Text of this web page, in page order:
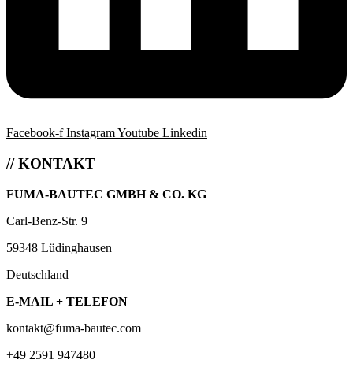
Facebook-f InstagramYoutube Linkedin
// KONTAKT
FUMA-BAUTEC GMBH & CO. KG
Carl-Benz-Str. 9
59348 Lüdinghausen
Deutschland
E-MAIL + TELEFON
kontakt@fuma-bautec.com
+49 2591 947480